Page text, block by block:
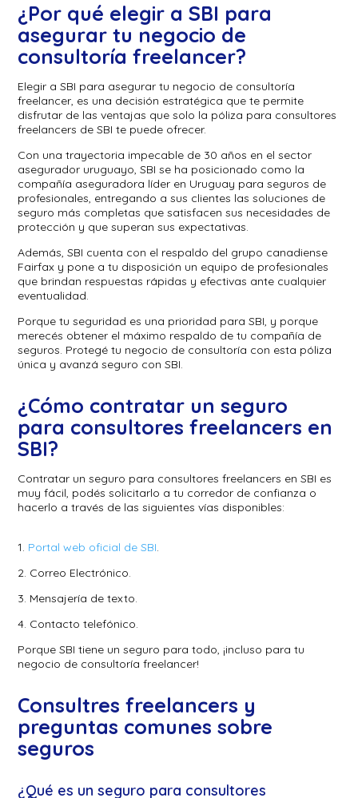
¿Por qué elegir a SBI para
asegurar tu negocio de
consultoría freelancer?
Elegir a SBI para asegurar tu negocio de consultoría
freelancer, es una decisión estratégica que te permite
disfrutar de las ventajas que solo la póliza para consultores
freelancers de SBI te puede ofrecer.
Con una trayectoria impecable de 30 años en el sector
asegurador uruguayo, SBI se ha posicionado como la
compañía aseguradora líder en Uruguay para seguros de
profesionales, entregando a sus clientes las soluciones de
seguro más completas que satisfacen sus necesidades de
protección y que superan sus expectativas.
Además, SBI cuenta con el respaldo del grupo canadiense
Fairfax y pone a tu disposición un equipo de profesionales
que brindan respuestas rápidas y efectivas ante cualquier
eventualidad.
Porque tu seguridad es una prioridad para SBI, y porque
merecés obtener el máximo respaldo de tu compañía de
seguros. Protegé tu negocio de consultoría con esta póliza
única y avanzá seguro con SBI.
¿Cómo contratar un seguro
para consultores freelancers en
SBI?
Contratar un seguro para consultores freelancers en SBI es
muy fácil, podés solicitarlo a tu corredor de confianza o
hacerlo a través de las siguientes vías disponibles:
1. Portal web oficial de SBI.
2. Correo Electrónico.
3. Mensajería de texto.
4. Contacto telefónico.
Porque SBI tiene un seguro para todo, ¡incluso para tu
negocio de consultoría freelancer!
Consultres freelancers y
preguntas comunes sobre
seguros
¿Qué es un seguro para consultores